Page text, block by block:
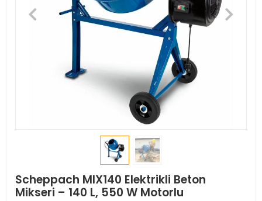
Scheppach MIX140 Elektrikli Beton
Mikseri – 140 L, 550 W Motorlu